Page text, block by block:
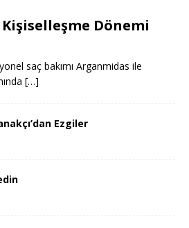
Kişiselleşme Dönemi
saç bakımı Arganmidas ile
[…]
Ezgiler